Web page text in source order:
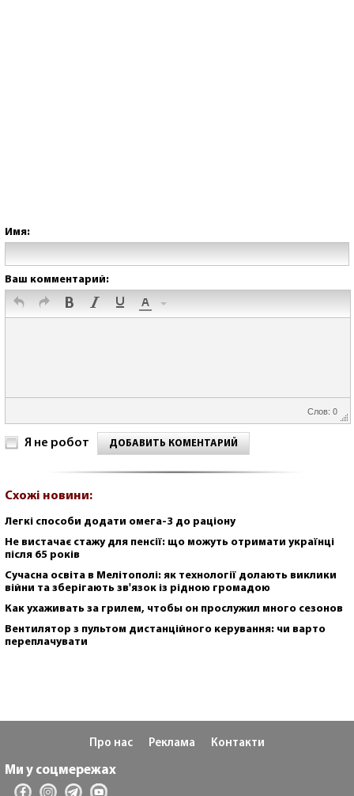
Имя:
Ваш комментарий:
Слов: 0
Я не робот ДОБАВИТЬ КОМЕНТАРИЙ
Схожі новини:
Легкі способи додати омега-3 до раціону
Не вистачає стажу для пенсії: що можуть отримати українці
після 65 років
Сучасна освіта в Мелітополі: як технології долають виклики
війни та зберігають зв'язок із рідною громадою
Как ухаживать за грилем, чтобы он прослужил много сезонов
Вентилятор з пультом дистанційного керування: чи варто
переплачувати
Про нас Реклама Контакти
Ми у соцмережах